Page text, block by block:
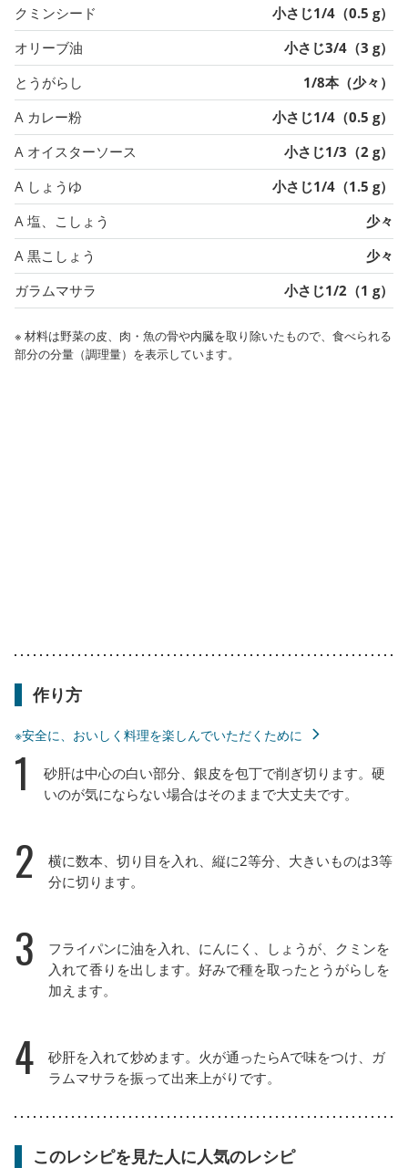
クミンシード
小さじ1/4（0.5 g）
オリーブ油
小さじ3/4（3 g）
とうがらし
1/8本（少々）
A カレー粉
小さじ1/4（0.5 g）
A オイスターソース
小さじ1/3（2 g）
A しょうゆ
小さじ1/4（1.5 g）
A 塩、こしょう
少々
A 黒こしょう
少々
ガラムマサラ
小さじ1/2（1 g）
※ 材料は野菜の皮、肉・魚の骨や内臓を取り除いたもので、食べられる
部分の分量（調理量）を表示しています。
作り方
※安全に、おいしく料理を楽しんでいただくために
1
砂肝は中心の白い部分、銀皮を包丁で削ぎ切ります。硬
いのが気にならない場合はそのままで大丈夫です。
2
横に数本、切り目を入れ、縦に2等分、大きいものは3等
分に切ります。
3
フライパンに油を入れ、にんにく、しょうが、クミンを
入れて香りを出します。好みで種を取ったとうがらしを
加えます。
4
砂肝を入れて炒めます。火が通ったらAで味をつけ、ガ
ラムマサラを振って出来上がりです。
このレシピを見た人に人気のレシピ